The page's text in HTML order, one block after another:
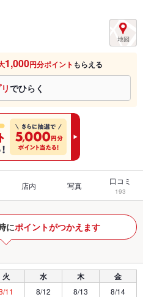
1,000円分ポイント もらえる
でひらく
店内 写真 口コミ
193
にポイントがつかえます
火 水 木 金
11 8/12 8/13 8/14